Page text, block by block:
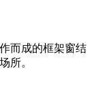
而成的框架窗结
所。